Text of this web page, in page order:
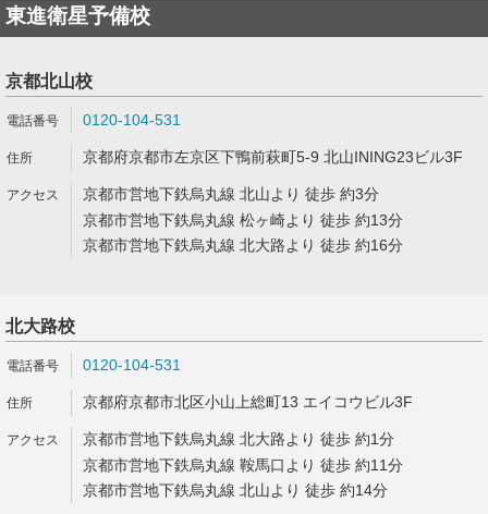
東進衛星予備校
京都北山校
0120-104-531
京都府京都市左京区下鴨前萩町5-9 北山INING23ビル3F
京都市営地下鉄烏丸線 北山より 徒歩 約3分
京都市営地下鉄烏丸線 松ヶ崎より 徒歩 約13分
京都市営地下鉄烏丸線 北大路より 徒歩 約16分
北大路校
0120-104-531
京都府京都市北区小山上総町13 エイコウビル3F
京都市営地下鉄烏丸線 北大路より 徒歩 約1分
京都市営地下鉄烏丸線 鞍馬口より 徒歩 約11分
京都市営地下鉄烏丸線 北山より 徒歩 約14分